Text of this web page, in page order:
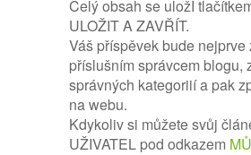
Celý obsah se uložÍ
ULOŽIT A ZAVŘÍT.
Váš příspěvek bude nejprve
příslušním správcem blogu,
správných kategoriií a pak
na webu.
Kdykoliv si můžete svůj
UŽIVATEL pod odkazem